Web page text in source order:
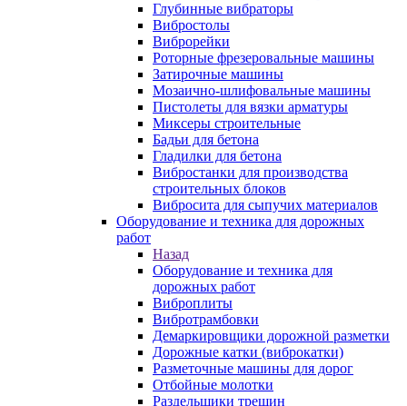
Глубинные вибраторы
Вибростолы
Виброрейки
Роторные фрезеровальные машины
Затирочные машины
Мозаично-шлифовальные машины
Пистолеты для вязки арматуры
Миксеры строительные
Бадьи для бетона
Гладилки для бетона
Вибростанки для производства
строительных блоков
Вибросита для сыпучих материалов
Оборудование и техника для дорожных
работ
Назад
Оборудование и техника для
дорожных работ
Виброплиты
Вибротрамбовки
Демаркировщики дорожной разметки
Дорожные катки (виброкатки)
Разметочные машины для дорог
Отбойные молотки
Раздельщики трещин